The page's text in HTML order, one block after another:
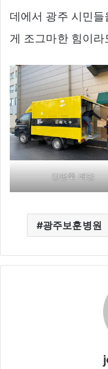
데에서 광주 시민
게 조그마한 힘이
단팥죽 배달
광주보훈병원